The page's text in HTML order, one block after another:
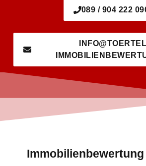
089 / 904 222